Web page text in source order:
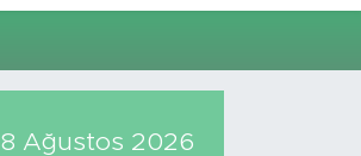
8 Ağustos 2026